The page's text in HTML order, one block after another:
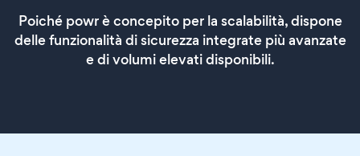
Poiché powr è concepito per la scalabilità, dispone
delle funzionalità di sicurezza integrate più avanzate
e di volumi elevati disponibili.